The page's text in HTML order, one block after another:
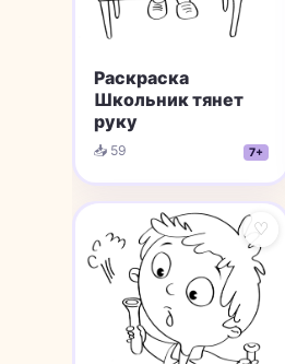
Раскраска
Школьник тянет
руку
📥 59 7+
♡